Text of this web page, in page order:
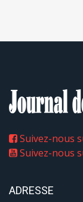
Suivez-nous
Suivez-nous
ADRESSE